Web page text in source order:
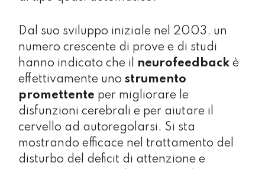
Dal suo sviluppo iniziale nel 2003, un
numero crescente di prove e di studi
hanno indicato che il neurofeedback è
effettivamente unostrumento
promettente per migliorare le
disfunzioni cerebrali e per aiutare il
cervello ad autoregolarsi. Si sta
mostrando efficace nel trattamento del
disturbo del deficit di attenzione e